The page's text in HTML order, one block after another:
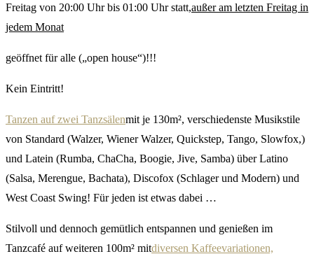
Freitag von 20:00 Uhr bis 01:00 Uhr statt,außer am letzten Freitag in
jedem Monat
geöffnet für alle („open house“)!!!
Kein Eintritt!
Tanzen auf zwei Tanzsälenmit je 130m², verschiedenste Musikstile
von Standard (Walzer, Wiener Walzer, Quickstep, Tango, Slowfox,)
und Latein (Rumba, ChaCha, Boogie, Jive, Samba) über Latino
(Salsa, Merengue, Bachata), Discofox (Schlager und Modern) und
West Coast Swing! Für jeden ist etwas dabei …
Stilvoll und dennoch gemütlich entspannen und genießen im
Tanzcafé auf weiteren 100m² mitdiversen Kaffeevariationen,